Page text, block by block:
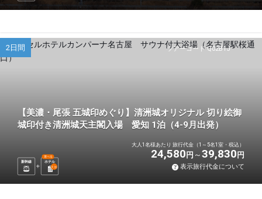
ツアーコード Q02B1J
2日間
【美濃・尾張 五城印めぐり】清洲城オリジナル 切り絵御
城印付き清洲城天主閣入場 愛知 1泊（4-9月出発）
新幹線 ホテル
選べる
1 泊
大人1名様あたり 旅行代金（1～5名1室・税込）
24,580 円 39,830 円
表示旅行代金について